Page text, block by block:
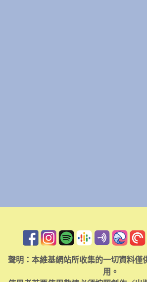
聲明：本維基網站所收集的一切資料僅
用。